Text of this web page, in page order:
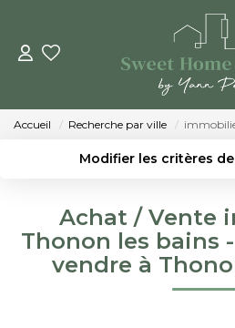
VENDRE
Accueil Recherche par ville
Modifier les critères
Surface min
Plus de critères
Achat / Vente
Thonon les bains
vendre à